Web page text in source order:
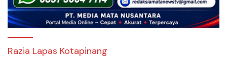
Razia Lapas Kotapinang